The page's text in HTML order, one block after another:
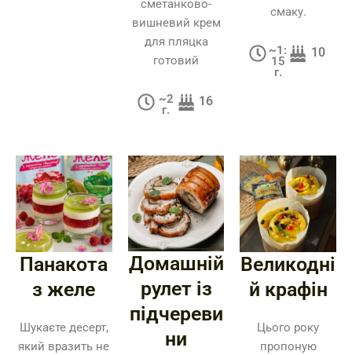
сметанково-
вишневий крем
для пляцка
готовий
~2
г.
16
смаку.
~1:
15
г.
10
Панакота
з желе
Шукаєте десерт,
який вразить не
Домашній
рулет із
підчереви
ни
Великодні
й крафін
Цього року
пропоную